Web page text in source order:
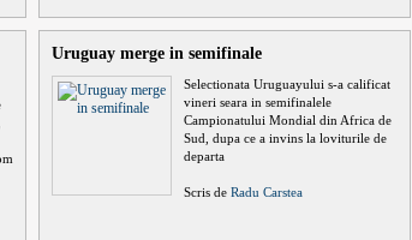
Uruguay merge in semifinale
Selectionata Uruguayului s-a calificat
vineri seara in semifinalele
Campionatului Mondial din Africa de
Sud, dupa ce a invins la loviturile de
departa
Scris de Radu Carstea